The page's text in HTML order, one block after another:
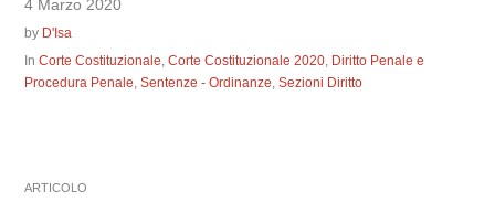
4 Marzo 2020
by D'Isa
InCorte Costituzionale,Corte Costituzionale 2020, Diritto Penale e
Procedura Penale,Sentenze - Ordinanze,Sezioni Diritto
ARTICOLO